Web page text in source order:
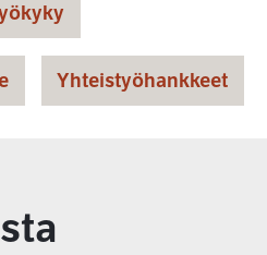
Yhteistyöhankkeet